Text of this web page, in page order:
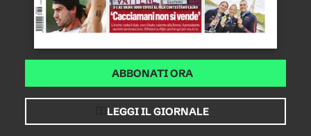
ABBONATI ORA
LEGGI IL GIORNALE